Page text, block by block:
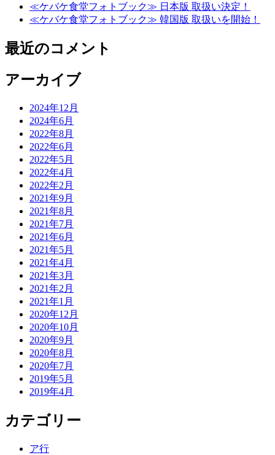
≪ケバケ食堂フォトブック≫ 日本版 取扱い決定！
≪ケバケ食堂フォトブック≫ 韓国版 取扱いを開始！
最近のコメント
アーカイブ
2024年12月
2024年6月
2022年8月
2022年6月
2022年5月
2022年4月
2022年2月
2021年9月
2021年8月
2021年7月
2021年6月
2021年5月
2021年4月
2021年3月
2021年2月
2021年1月
2020年12月
2020年10月
2020年9月
2020年8月
2020年7月
2019年5月
2019年4月
カテゴリー
ア行